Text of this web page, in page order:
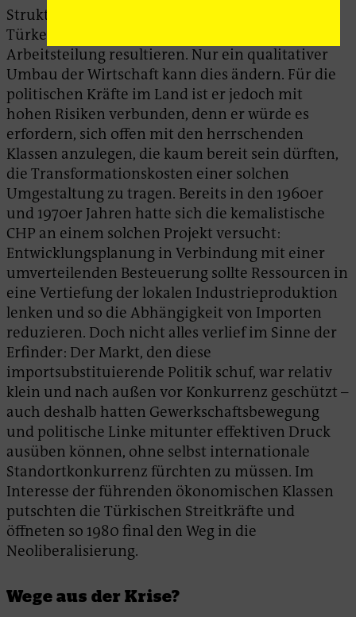
Struktur der Wirtschaft und der Position der
Türkei innerhalb der internationalen
Arbeitsteilung resultieren. Nur ein qualitativer
Umbau der Wirtschaft kann dies ändern. Für die
politischen Kräfte im Land ist er jedoch mit
hohen Risiken verbunden, denn er würde es
erfordern, sich offen mit den herrschenden
Klassen anzulegen, die kaum bereit sein dürften,
die Transformationskosten einer solchen
Umgestaltung zu tragen. Bereits in den 1960er
und 1970er Jahren hatte sich die kemalistische
CHP an einem solchen Projekt versucht:
Entwicklungsplanung in Verbindung mit einer
umverteilenden Besteuerung sollte Ressourcen in
eine Vertiefung der lokalen Industrieproduktion
lenken und so die Abhängigkeit von Importen
reduzieren. Doch nicht alles verlief im Sinne der
Erfinder: Der Markt, den diese
importsubstituierende Politik schuf, war relativ
klein und nach außen vor Konkurrenz geschützt –
auch deshalb hatten Gewerkschaftsbewegung
und politische Linke mitunter effektiven Druck
ausüben können, ohne selbst internationale
Standortkonkurrenz fürchten zu müssen. Im
Interesse der führenden ökonomischen Klassen
putschten die Türkischen Streitkräfte und
öffneten so 1980 final den Weg in die
Neoliberalisierung.
Wege aus der Krise?